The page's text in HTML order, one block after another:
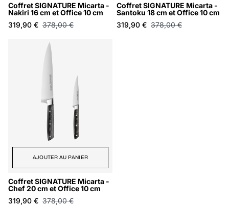
Coffret SIGNATURE Micarta -
Nakiri 16 cm et Office 10 cm
319,90 € 378,00 €
Coffret SIGNATURE Micarta -
Santoku 18 cm et Office 10 cm
319,90 € 378,00 €
AJOUTER AU PANIER
Coffret SIGNATURE Micarta -
Chef 20 cm et Office 10 cm
319,90 € 378,00 €